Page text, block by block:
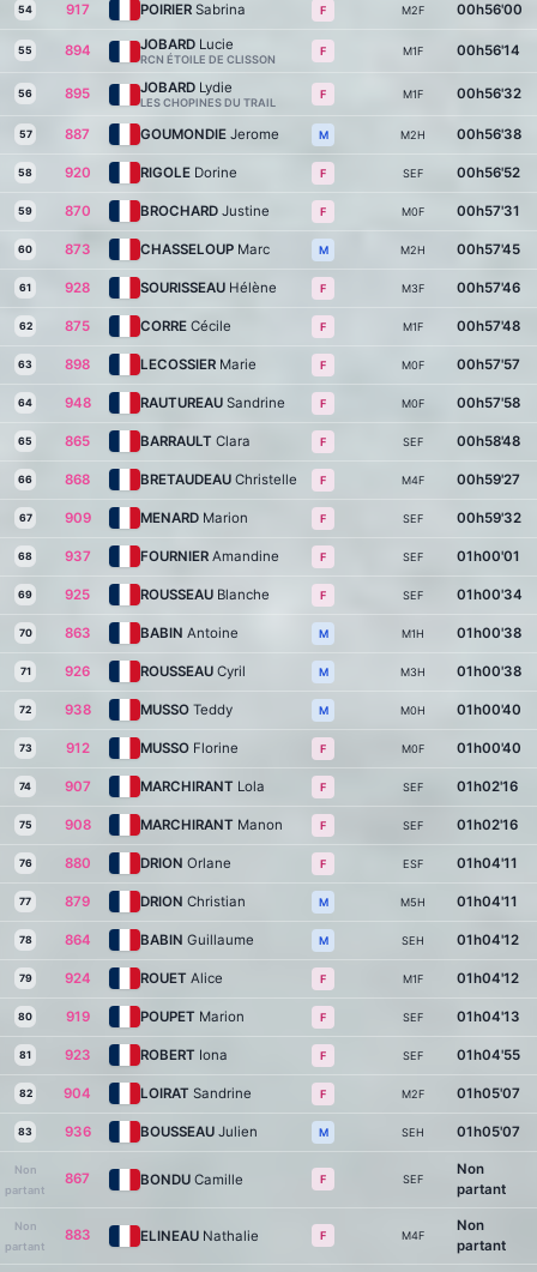
54 917 POIRIER Sabrina F M2F 00h56'00
55 894 JOBARD Lucie
RCN ÉTOILE DE CLISSON
F M1F 00h56'14
56 895 JOBARD Lydie
LES CHOPINES DU TRAIL
F M1F 00h56'32
57 887 GOUMONDIE Jerome M M2H 00h56'38
58 920 RIGOLE Dorine F SEF 00h56'52
59 870 BROCHARD Justine F M0F 00h57'31
60 873 CHASSELOUP Marc M M2H 00h57'45
61 928 SOURISSEAU Hélène F M3F 00h57'46
62 875 CORRE Cécile F M1F 00h57'48
63 898 LECOSSIER Marie F M0F 00h57'57
64 948 RAUTUREAU Sandrine F M0F 00h57'58
65 865 BARRAULT Clara F SEF 00h58'48
66 868 BRETAUDEAU Christelle F M4F 00h59'27
67 909 MENARD Marion F SEF 00h59'32
68 937 FOURNIER Amandine F SEF 01h00'01
69 925 ROUSSEAU Blanche F SEF 01h00'34
70 863 BABIN Antoine M M1H 01h00'38
71 926 ROUSSEAU Cyril M M3H 01h00'38
72 938 MUSSO Teddy M M0H 01h00'40
73 912 MUSSO Florine F M0F 01h00'40
74 907 MARCHIRANT Lola F SEF 01h02'16
75 908 MARCHIRANT Manon F SEF 01h02'16
76 880 DRION Orlane F ESF 01h04'11
77 879 DRION Christian M M5H 01h04'11
78 864 BABIN Guillaume M SEH 01h04'12
79 924 ROUET Alice F M1F 01h04'12
80 919 POUPET Marion F SEF 01h04'13
81 923 ROBERT Iona F SEF 01h04'55
82 904 LOIRAT Sandrine F M2F 01h05'07
83 936 BOUSSEAU Julien M SEH 01h05'07
Non
partant
867 BONDU Camille F SEF
Non
partant
Non
partant
883 ELINEAU Nathalie F M4F
Non
partant